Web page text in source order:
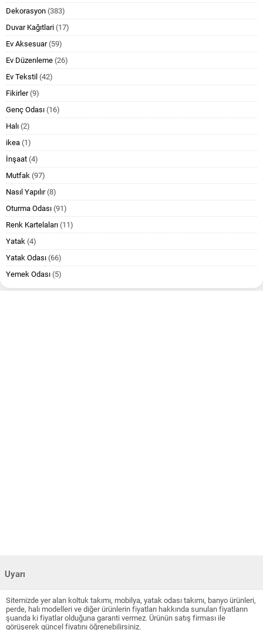
Dekorasyon (383)
Duvar Kağıtlari (17)
Ev Aksesuar(59)
Ev Düzenleme (26)
Ev Tekstil (42)
Fikirler(9)
Genç Odası (16)
Halı (2)
ikea (1)
İnşaat (4)
Mutfak (97)
Nasıl Yapılır(8)
Oturma Odası (91)
Renk Kartelaları (11)
Yatak (4)
Yatak Odası (66)
Yemek Odası (5)
Uyarı
Sitemizde yer alan koltuk takımı, mobilya, yatak odası takımı, banyo ürünleri,
perde, halı modelleri ve diğer ürünlerin fiyatları hakkında sunulan fiyatların
şuanda ki fiyatlar olduğuna garanti vermez. Ürünün satış firması ile
görüşerek güncel fiyatını öğrenebilirsiniz.